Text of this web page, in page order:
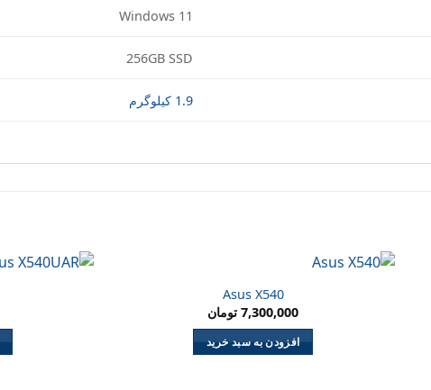
Windows 11
256GB SSD
1.9 کیلوگرم
Asus X540
7,300,000 تومان
افزودن به سبد خرید